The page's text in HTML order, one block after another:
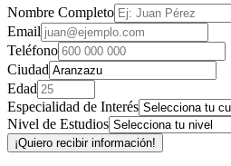
Nombre Completo
Email
Teléfono
Ciudad
Edad
Especialidad de Interés
Nivel de Estudios
¡Quiero recibir información!